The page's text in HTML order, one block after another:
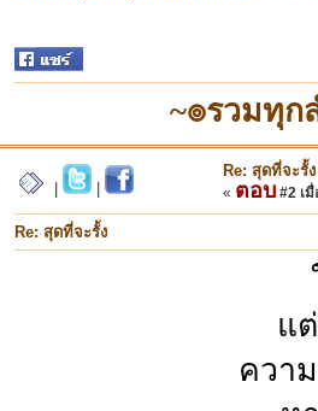
~๏รวมทุ
Re: สุดที่จะรั้ง
« ตอบ #2 เมื่
Re: สุดที่จะรั้ง
แ
ควา